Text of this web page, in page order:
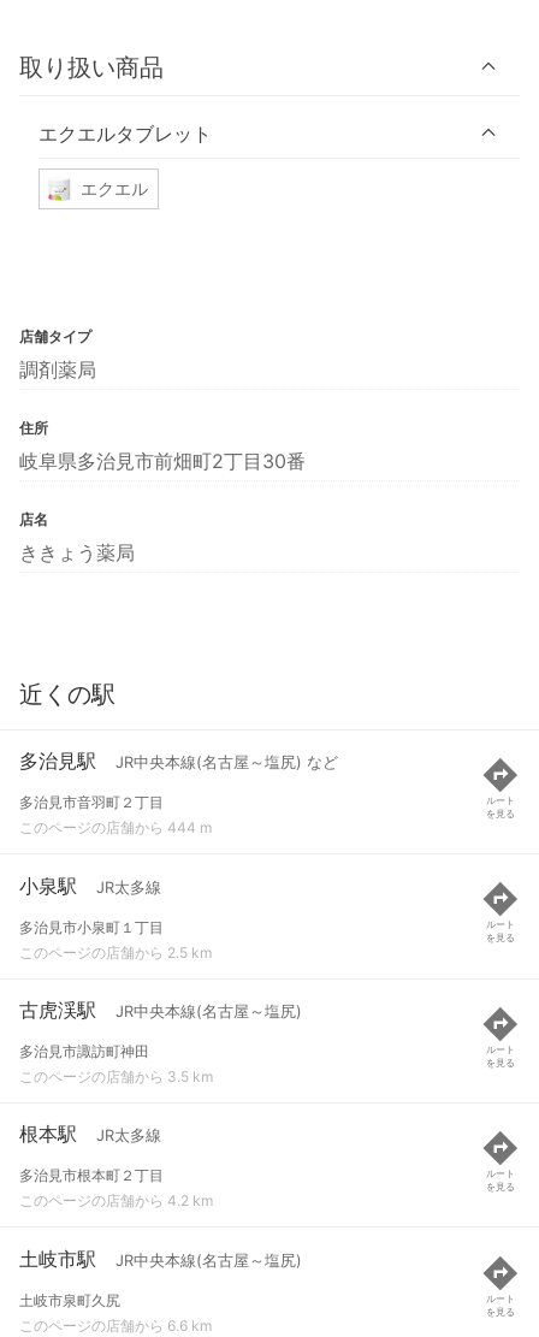
取り扱い商品
エクエルタブレット
エクエル
店舗タイプ
調剤薬局
住所
岐阜県多治見市前畑町2丁目30番
店名
ききょう薬局
近くの駅
多治見駅 JR中央本線(名古屋～塩尻) など
多治見市音羽町２丁目
このページの店舗から 444 m
ルート
を見る
小泉駅 JR太多線
多治見市小泉町１丁目
このページの店舗から 2.5 km
ルート
を見る
古虎渓駅 JR中央本線(名古屋～塩尻)
多治見市諏訪町神田
このページの店舗から 3.5 km
ルート
を見る
根本駅 JR太多線
多治見市根本町２丁目
このページの店舗から 4.2 km
ルート
を見る
土岐市駅 JR中央本線(名古屋～塩尻)
土岐市泉町久尻
このページの店舗から 6.6 km
ルート
を見る